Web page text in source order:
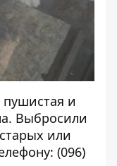
и
Выбросили
или
(096)